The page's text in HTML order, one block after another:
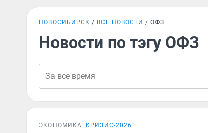
НОВОСИБИРСК ВСЕ НОВОСТИ ОФЗ
Новости по тэгу ОФЗ
ЭКОНОМИКА КРИЗИС-2026